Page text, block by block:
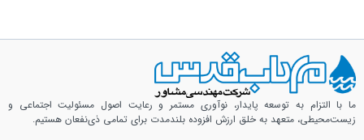
ما با التزام به توسعه پایدار، نوآوری مستمر و رعایت اصول مسئولیت اجتماعی و
زیست‌محیطی، متعهد به خلق ارزش افزوده بلندمدت برای تمامی ذی‌نفعان هستیم.